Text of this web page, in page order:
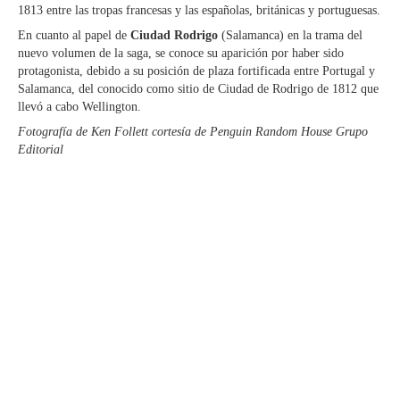
1813 entre las tropas francesas y las españolas, británicas y portuguesas.
En cuanto al papel de Ciudad Rodrigo (Salamanca) en la trama del
nuevo volumen de la saga, se conoce su aparición por haber sido
protagonista, debido a su posición de plaza fortificada entre Portugal y
Salamanca, del conocido como sitio de Ciudad de Rodrigo de 1812 que
llevó a cabo Wellington.
Fotografía de Ken Follett cortesía de Penguin Random House Grupo
Editorial